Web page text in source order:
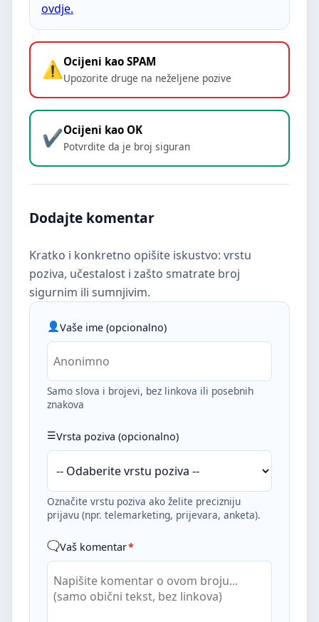
ovdje.
Ocijeni kao SPAM
Upozorite druge na neželjene pozive
Ocijeni kao OK
Potvrdite da je broj siguran
Dodajte komentar
Kratko i konkretno opišite iskustvo: vrstu
poziva, učestalost i zašto smatrate broj
sigurnim ili sumnjivim.
Vaše ime (opcionalno)
Samo slova i brojevi, bez linkova ili posebnih
znakova
Vrsta poziva (opcionalno)
Označite vrstu poziva ako želite precizniju
prijavu (npr. telemarketing, prijevara, anketa).
Vaš komentar*